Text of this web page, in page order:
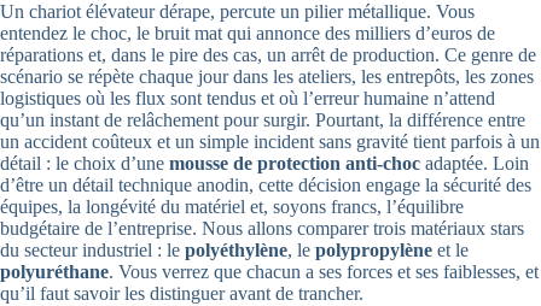
Un chariot élévateur dérape, percute un pilier métallique. Vous
entendez le choc, le bruit mat qui annonce des milliers d’euros de
réparations et, dans le pire des cas, un arrêt de production. Ce genre de
scénario se répète chaque jour dans les ateliers, les entrepôts, les zones
logistiques où les flux sont tendus et où l’erreur humaine n’attend
qu’un instant de relâchement pour surgir. Pourtant, la différence entre
un accident coûteux et un simple incident sans gravité tient parfois à un
détail : le choix d’une mousse de protection anti-choc adaptée. Loin
d’être un détail technique anodin, cette décision engage la sécurité des
équipes, la longévité du matériel et, soyons francs, l’équilibre
budgétaire de l’entreprise. Nous allons comparer trois matériaux stars
du secteur industriel : le polyéthylène, le polypropylène et le
polyuréthane. Vous verrez que chacun a ses forces et ses faiblesses, et
qu’il faut savoir les distinguer avant de trancher.